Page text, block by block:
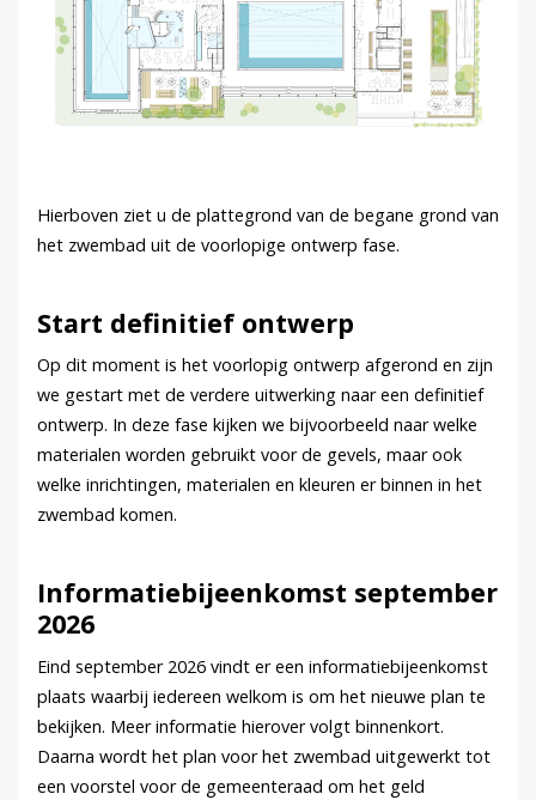
Hierboven ziet u de plattegrond van de begane grond van
het zwembad uit de voorlopige ontwerp fase.
Start definitief ontwerp
Op dit moment is het voorlopig ontwerp afgerond en zijn
we gestart met de verdere uitwerking naar een definitief
ontwerp. In deze fase kijken we bijvoorbeeld naar welke
materialen worden gebruikt voor de gevels, maar ook
welke inrichtingen, materialen en kleuren er binnen in het
zwembad komen.
Informatiebijeenkomst september
2026
Eind september 2026 vindt er een informatiebijeenkomst
plaats waarbij iedereen welkom is om het nieuwe plan te
bekijken. Meer informatie hierover volgt binnenkort.
Daarna wordt het plan voor het zwembad uitgewerkt tot
een voorstel voor de gemeenteraad om het geld